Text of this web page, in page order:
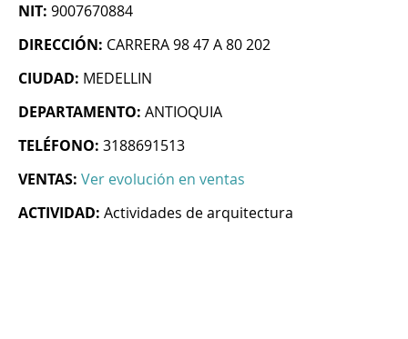
NIT: 9007670884
DIRECCIÓN: CARRERA 98 47 A 80 202
CIUDAD: MEDELLIN
DEPARTAMENTO: ANTIOQUIA
TELÉFONO: 3188691513
VENTAS: Ver evolución en ventas
ACTIVIDAD: Actividades de arquitectura